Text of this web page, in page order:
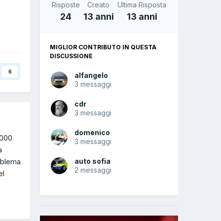
6
Risposte
24
Creato
13 anni
Ultima Risposta
13 anni
MIGLIOR CONTRIBUTO IN QUESTA
DISCUSSIONE
alfangelo
3 messaggi
cdr
3 messaggi
domenico
3 messaggi
auto sofia
2 messaggi